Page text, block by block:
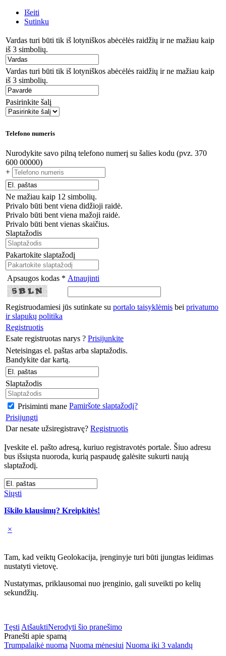
Išeiti
Sutinku
Vardas turi būti tik iš lotyniškos abėcėlės raidžių ir ne mažiau kaip
iš 3 simbolių.
Vardas turi būti tik iš lotyniškos abėcėlės raidžių ir ne mažiau kaip
iš 3 simbolių.
Pasirinkite šalį
Telefono numeris
Nurodykite savo pilną telefono numerį su šalies kodu (pvz. 370
600 00000)
+
Ne mažiau kaip 12 simbolių.
Privalo būti bent viena didžioji raidė.
Privalo būti bent viena mažoji raidė.
Privalo būti bent vienas skaičius.
Slaptažodis
Pakartokite slaptažodį
Apsaugos kodas * Atnaujinti
Registruodamiesi jūs sutinkate su portalo taisyklėmis bei privatumo
ir slapukų politika
Registruotis
Esate registruotas narys ? Prisijunkite
Neteisingas el. paštas arba slaptažodis.
Bandykite dar kartą.
Slaptažodis
Prisiminti mane Pamiršote slaptažodį?
Prisijungti
Dar nesate užsiregistravę? Registruotis
Įveskite el. pašto adresą, kuriuo registravotės portale. Šiuo adresu
bus išsiųsta nuoroda, kurią paspaudę galėsite sukurti naują
slaptažodį.
Siųsti
Iškilo klausimų? Kreipkitės!
×
Tam, kad veiktų Geolokacija, įrenginyje turi būti įjungtas leidimas
nustatyti vietovę.
Nustatymas, priklausomai nuo įrenginio, gali suveikti po kelių
sekundžių.
Tęsti AtšauktiNerodyti šio pranešimo
Pranešti apie spamą
Trumpalaikė nuoma Nuoma mėnesiui Nuoma iki 3 valandų